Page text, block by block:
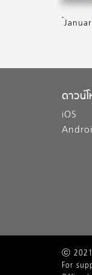
ดาวน์
iOS
ⓒ 2021
For